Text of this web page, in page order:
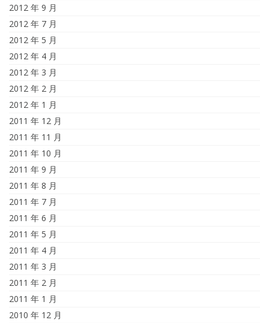
2012 年 9 月
2012 年 7 月
2012 年 5 月
2012 年 4 月
2012 年 3 月
2012 年 2 月
2012 年 1 月
2011 年 12 月
2011 年 11 月
2011 年 10 月
2011 年 9 月
2011 年 8 月
2011 年 7 月
2011 年 6 月
2011 年 5 月
2011 年 4 月
2011 年 3 月
2011 年 2 月
2011 年 1 月
2010 年 12 月